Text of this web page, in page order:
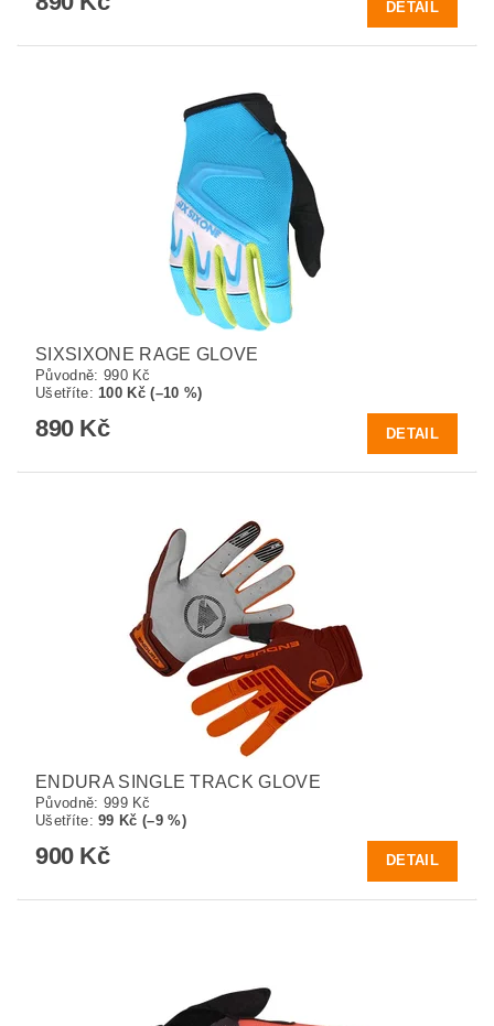
DETAIL
SIXSIXONE RAGE GLOVE
Původně: 990 Kč
Ušetříte:100 Kč (–10 %)
890 Kč DETAIL
ENDURA SINGLE TRACK GLOVE
Původně: 999 Kč
Ušetříte:99 Kč (–9 %)
900 Kč DETAIL